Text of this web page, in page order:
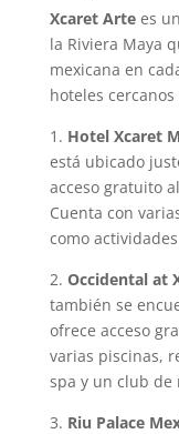
Xcaret Artees
la Riviera Maya
mexicana en
hoteles cercanos
1. Hotel Xcaret
está ubicado
acceso gratuito
Cuenta con
como
2. Occidental at
también se
ofrece acceso
varias piscinas,
spa y un club de
3. Riu Palace